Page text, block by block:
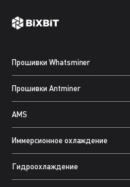
Прошивки Whatsminer
Прошивки Antminer
AMS
Иммерсионное охлаждение
Гидроохлаждение